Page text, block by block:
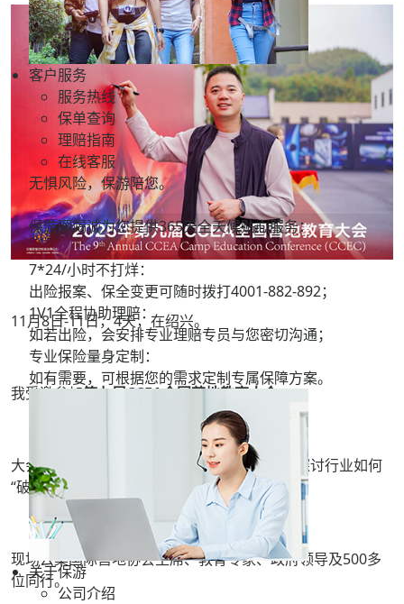
客户服务
服务热线
保单查询
理赔指南
在线客服
无惧风险，保游陪您。
保游网竭诚为您提供365天全天候贴心服务：
7*24/小时不打烊：
出险报案、保全变更可随时拨打4001-882-892；
1V1全程协助理赔：
如若出险，会安排专业理赔专员与您密切沟通；
专业保险量身定制：
如有需要，可根据您的需求定制专属保障方案。
关于保游
公司介绍
11月8日-11日，4天，在绍兴。
我受邀参加第九届CCEA全国营地教育大会。
大会主题聚焦“新质生产力下的泛营地教育”，探讨行业如何
“破局与共生”。
现场云集国际营地协会主席、教育专家、政府领导及500多
位同行。